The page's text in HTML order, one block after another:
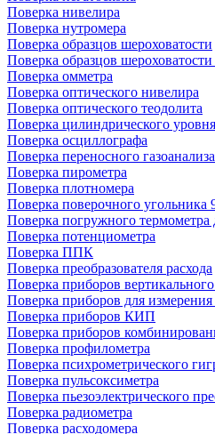
Поверка нивелира
Поверка нутромера
Поверка образцов шероховатости
Поверка образцов
Поверка омметра
Поверка оптического нивелира
Поверка оптического теодолита
Поверка цилиндрического уровня
Поверка осциллографа
Поверка переносного
Поверка пирометра
Поверка плотномера
Поверка поверочного угольника
Поверка погружного термометра
Поверка потенциометра
Поверка ППК
Поверка преобразователя расхода
Поверка приборов
Поверка приборов для измерения
Поверка приборов КИП
Поверка приборов
Поверка профилометра
Поверка психрометрического
Поверка пульсоксиметра
Поверка пьезоэлектрического
Поверка радиометра
Поверка расходомера